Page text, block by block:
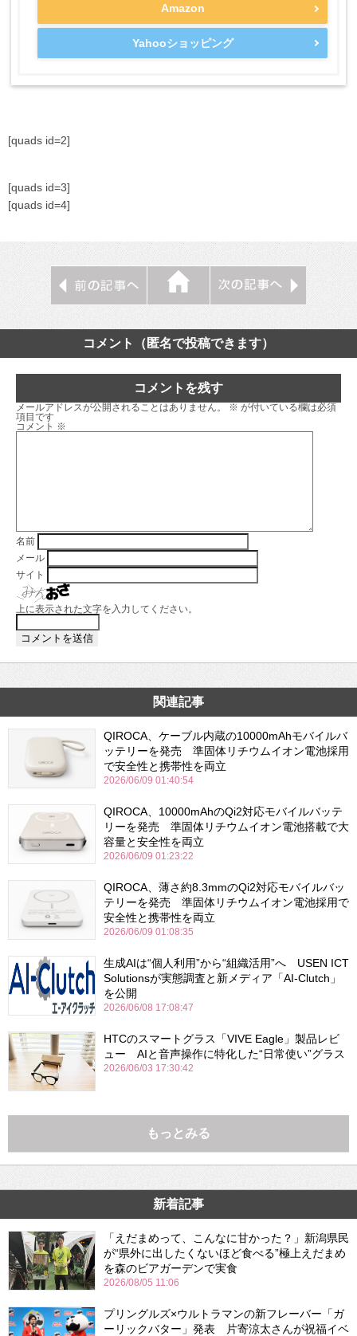
Amazon
Yahooショッピング
[quads id=2]
[quads id=3]
[quads id=4]
コメント（匿名で投稿できます）
コメントを残す
メールアドレスが公開されることはありません。 ※ が付いている欄は必須
項目です
コメント ※
名前
メール
サイト
上に表示された文字を入力してください。
関連記事
QIROCA、ケーブル内蔵の10000mAhモバイルバ
ッテリーを発売 準固体リチウムイオン電池採用
で安全性と携帯性を両立
2026/06/09 01:40:54
QIROCA、10000mAhのQi2対応モバイルバッテ
リーを発売 準固体リチウムイオン電池搭載で大
容量と安全性を両立
2026/06/09 01:23:22
QIROCA、薄さ約8.3mmのQi2対応モバイルバッ
テリーを発売 準固体リチウムイオン電池採用で
安全性と携帯性を両立
2026/06/09 01:08:35
生成AIは“個人利用”から“組織活用”へ USEN ICT
Solutionsが実態調査と新メディア「AI-Clutch」
を公開
2026/06/08 17:08:47
HTCのスマートグラス「VIVE Eagle」製品レビ
ュー AIと音声操作に特化した“日常使い”グラス
2026/06/03 17:30:42
もっとみる
新着記事
「えだまめって、こんなに甘かった？」新潟県民
が“県外に出したくないほど食べる”極上えだまめ
を森のビアガーデンで実食
2026/08/05 11:06
プリングルズ×ウルトラマンの新フレーバー「ガ
ーリックバター」発表 片寄涼太さんが祝福イベ